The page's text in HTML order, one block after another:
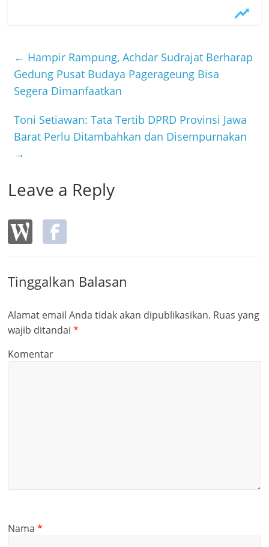
b
o
o
k
← Hampir Rampung, Achdar Sudrajat Berharap
Gedung Pusat Budaya Pagerageung Bisa
Segera Dimanfaatkan
Toni Setiawan: Tata Tertib DPRD Provinsi Jawa
Barat Perlu Ditambahkan dan Disempurnakan
→
Leave a Reply
Tinggalkan Balasan
Alamat email Anda tidak akan dipublikasikan. Ruas yang
wajib ditandai*
Komentar
Nama*